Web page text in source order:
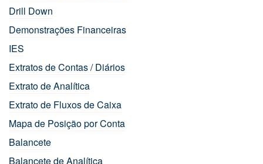
Drill Down
Demonstrações Financeiras
IES
Extratos de Contas / Diários
Extrato de Analítica
Extrato de Fluxos de Caixa
Mapa de Posição por Conta
Balancete
Balancete de Analítica